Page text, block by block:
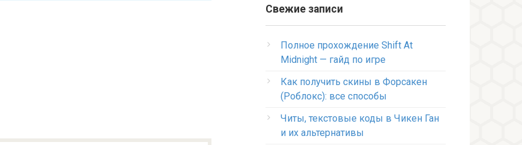
Свежие записи
Полное прохождение Shift At
Midnight — гайд по игре
Как получить скины в Форсакен
(Роблокс): все способы
Читы, текстовые коды в Чикен Ган
и их альтернативы